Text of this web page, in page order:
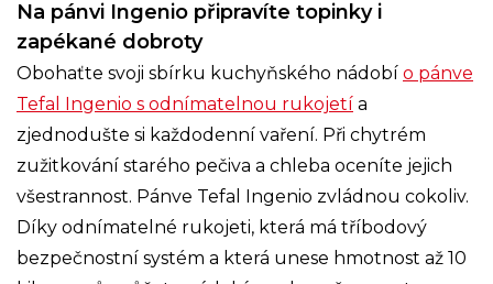
Na pánvi Ingenio připravíte topinky i
zapékané dobroty
Obohaťte svoji sbírku kuchyňského nádobí o pánve
Tefal Ingenio s odnímatelnou rukojetí a
zjednodušte si každodenní vaření. Při chytrém
zužitkování starého pečiva a chleba oceníte jejich
všestrannost. Pánve Tefal Ingenio zvládnou cokoliv.
Díky odnímatelné rukojeti, která má tříbodový
bezpečnostní systém a která unese hmotnost až 10